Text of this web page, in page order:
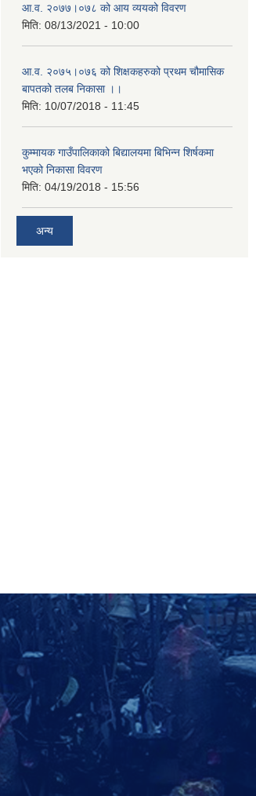
आ.व. २०७७।०७८ को आय व्ययको विवरण
मिति: 08/13/2021 - 10:00
आ.व. २०७५।०७६ को शिक्षकहरुको प्रथम चौमासिक
बापतको तलब निकासा ।।
मिति: 10/07/2018 - 11:45
कुम्मायक गाउँपालिकाको बिद्यालयमा बिभिन्न शिर्षकमा
भएको निकासा विवरण
मिति: 04/19/2018 - 15:56
अन्य